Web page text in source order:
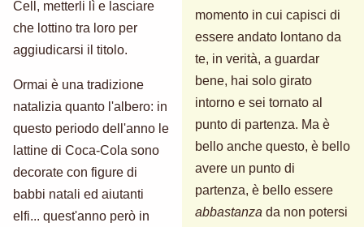
Cell, metterli lì e lasciare
che lottino tra loro per
aggiudicarsi il titolo.
Ormai è una tradizione
natalizia quanto l'albero: in
questo periodo dell'anno le
lattine di Coca-Cola sono
decorate con figure di
babbi natali ed aiutanti
elfi... quest'anno però in
momento in cui capisci di
essere andato lontano da
te, in verità, a guardar
bene, hai solo girato
intorno e sei tornato al
punto di partenza. Ma è
bello anche questo, è bello
avere un punto di
partenza, è bello essere
abbastanza da non potersi